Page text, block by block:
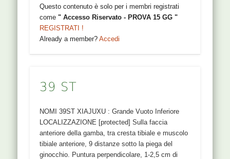
Questo contenuto è solo per i membri registrati
come" Accesso Riservato - PROVA 15 GG "
REGISTRATI !
Already a member?Accedi
39 ST
NOMI 39ST XIAJUXU : Grande Vuoto Inferiore
LOCALIZZAZIONE [protected] Sulla faccia
anteriore della gamba, tra cresta tibiale e muscolo
tibiale anteriore, 9 distanze sotto la piega del
ginocchio. Puntura perpendicolare, 1-2,5 cm di